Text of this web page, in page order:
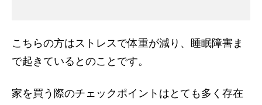
こちらの方はストレスで体重が減り、睡眠障害ま
で起きているとのことです。
家を買う際のチェックポイントはとても多く存在